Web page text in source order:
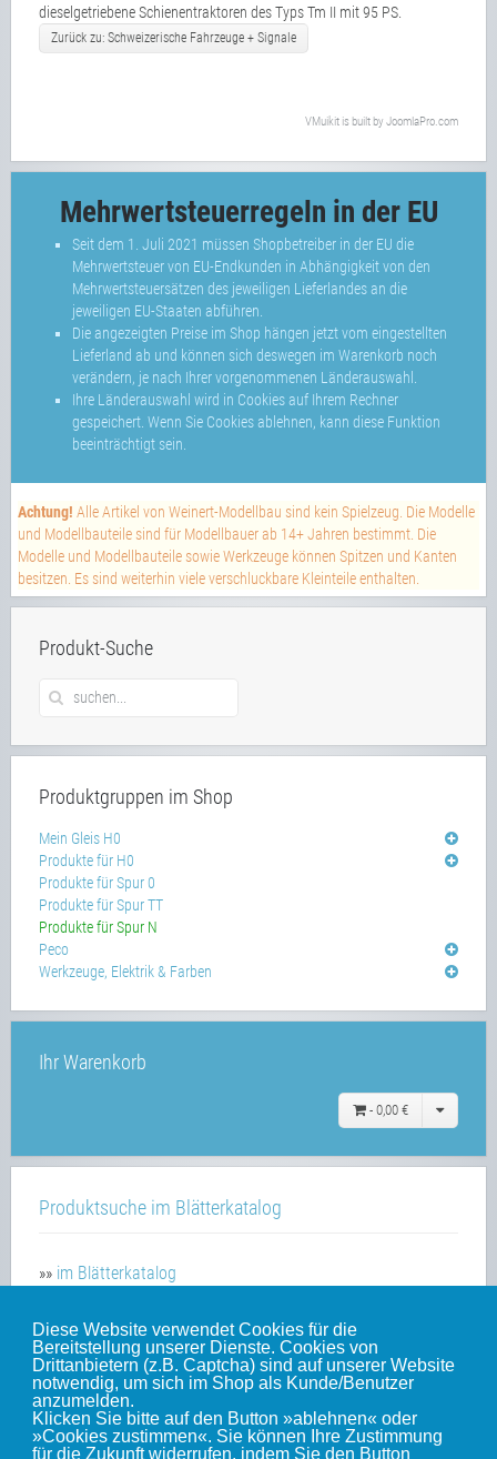
Diese Website verwendet Cookies für die
Bereitstellung unserer Dienste. Cookies von
Drittanbietern (z.B. Captcha) sind auf unserer Website
notwendig, um sich im Shop als Kunde/Benutzer
anzumelden.
Klicken Sie bitte auf den Button »ablehnen« oder
»Cookies zustimmen«. Sie können Ihre Zustimmung
für die Zukunft widerrufen, indem Sie den Button
dieselgetriebene Schienentraktoren des Typs Tm II mit 95 PS.
Zurück zu: Schweizerische Fahrzeuge + Signale
VMuikit is built by JoomlaPro.com
Mehrwertsteuerregeln in der EU
Seit dem 1. Juli 2021 müssen Shopbetreiber in der EU die
Mehrwertsteuer von EU-Endkunden in Abhängigkeit von den
Mehrwertsteuersätzen des jeweiligen Lieferlandes an die
jeweiligen EU-Staaten abführen.
Die angezeigten Preise im Shop hängen jetzt vom eingestellten
Lieferland ab und können sich deswegen im Warenkorb noch
verändern, je nach Ihrer vorgenommenen Länderauswahl.
Ihre Länderauswahl wird in Cookies auf Ihrem Rechner
gespeichert. Wenn Sie Cookies ablehnen, kann diese Funktion
beeinträchtigt sein.
Achtung! Alle Artikel von Weinert-Modellbau sind kein Spielzeug. Die Modelle
und Modellbauteile sind für Modellbauer ab 14+ Jahren bestimmt. Die
Modelle und Modellbauteile sowie Werkzeuge können Spitzen und Kanten
besitzen. Es sind weiterhin viele verschluckbare Kleinteile enthalten.
Produkt-Suche
Produktgruppen im Shop
Mein Gleis H0
Produkte für H0
Produkte für Spur 0
Produkte für Spur TT
Produkte für Spur N
Peco
Werkzeuge, Elektrik & Farben
Ihr Warenkorb
- 0,00 €
Produktsuche im Blätterkatalog
»» im Blätterkatalog
Unsere weiteren Websites
Weinert-Blog